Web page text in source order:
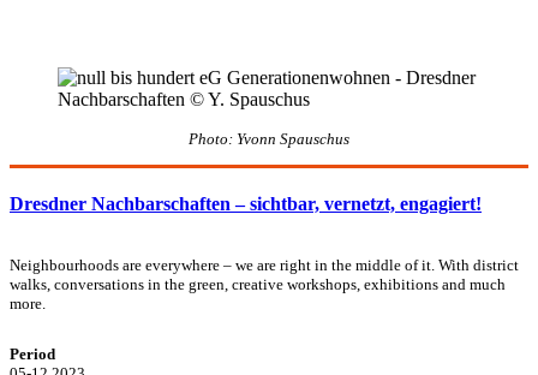
Photo: Yvonn Spauschus
Dresdner Nachbarschaften – sichtbar, vernetzt, engagiert!
Neighbourhoods are everywhere – we are right in the middle of it. With district
walks, conversations in the green, creative workshops, exhibitions and much
more.
Period